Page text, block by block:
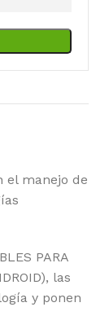
el manejo de
PARA
las
y ponen